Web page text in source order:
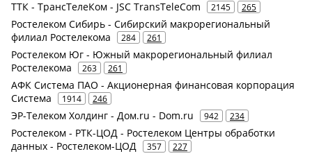
ТТК - ТрансТелеКом - JSC TransTeleCom 2145 265
Ростелеком Сибирь - Сибирский макрорегиональный
филиал Ростелекома
284 261
Ростелеком Юг - Южный макрорегиональный филиал
Ростелекома
263 261
АФК Система ПАО - Акционерная финансовая корпорация
Система
1914 246
ЭР-Телеком Холдинг - Дом.ru - Dom.ru 942 234
Ростелеком - РТК-ЦОД - Ростелеком Центры обработки
данных - Ростелеком-ЦОД
357 227